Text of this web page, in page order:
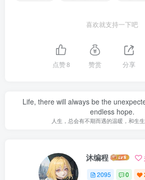
喜欢就支持一下吧
点赞8 赞赏 分享
Life, there will always be the
endless hope.
人生，总会有不期而遇的温暖，和生
沐编程
2095 0